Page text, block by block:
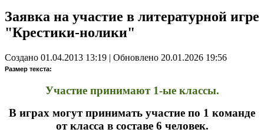
Заявка на участие в литературной игре
"Крестики-нолики"
Создано 01.04.2013 13:19 | Обновлено 20.01.2026 19:56
Размер текста:
Участие принимают 1-ые классы.
В играх могут принимать участие по 1 команде
от класса в составе 6 человек.